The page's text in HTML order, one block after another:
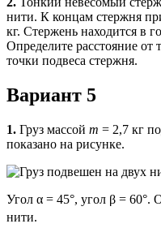
нити. К концам стержня
кг. Стер­жень находится в
Определите рас­стояние от
точки подвеса стержня.
Вариант 5
1. Груз массой m = 2,7 кг
показано на рисунке.
Угол α = 45°, угол β = 60°.
нити.